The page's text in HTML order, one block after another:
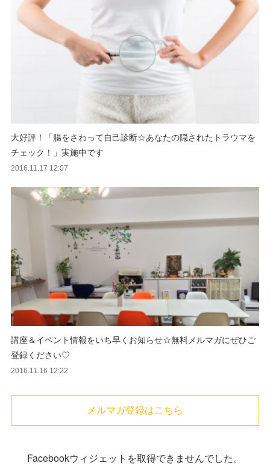
大好評！「腸をさわって自己診断☆あなたの隠されたトラウマを
チェック！」実施中です
2016.11.17 12:07
講座＆イベント情報をいち早くお知らせ☆無料メルマガにぜひご
登録ください♡
2016.11.16 12:22
メルマガ登録はこちら
Facebookウィジェットを取得できませんでした。